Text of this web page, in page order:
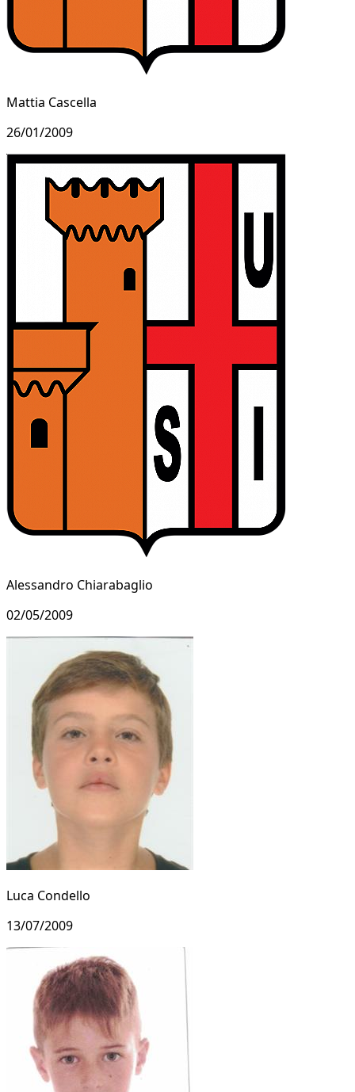
Mattia Cascella
26/01/2009
Alessandro Chiarabaglio
02/05/2009
Luca Condello
13/07/2009